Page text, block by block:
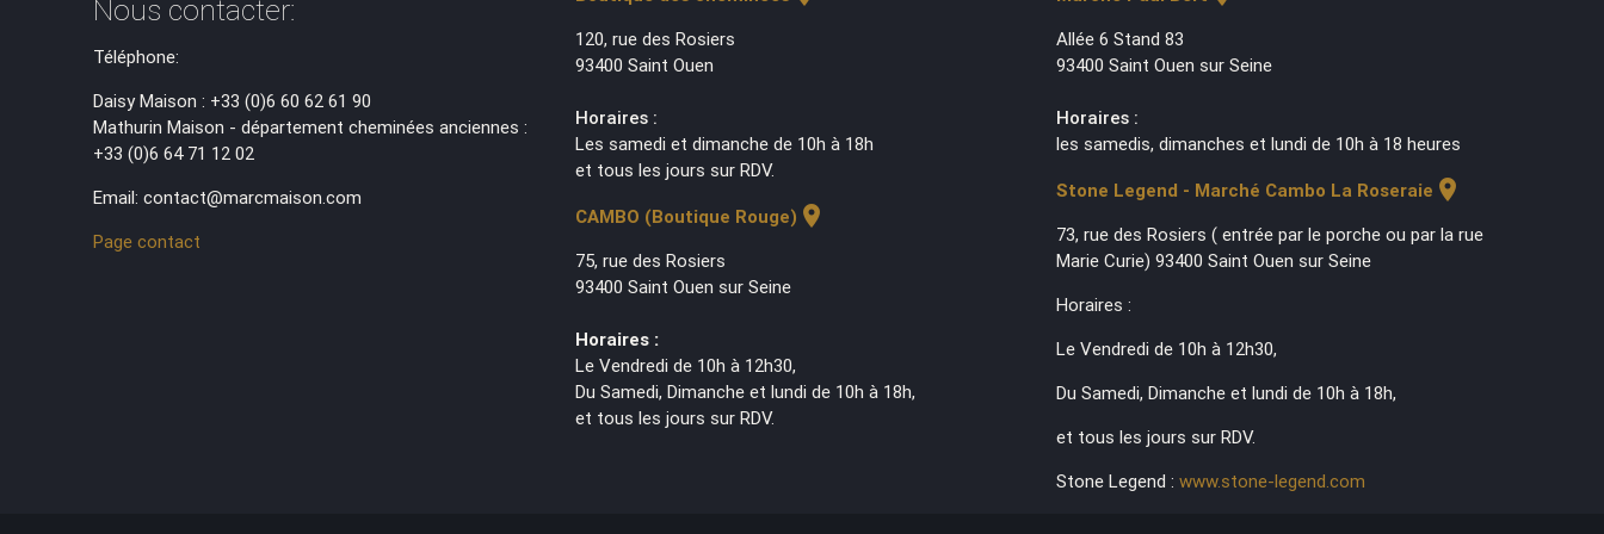
Nous contacter:
Téléphone:
Daisy Maison : +33 (0)6 60 62 61 90
Mathurin Maison - département cheminées anciennes :
+33 (0)6 64 71 12 02
Email: contact@marcmaison.com
Page contact
120, rue des Rosiers
93400 Saint Ouen
Horaires :
Les samedi et dimanche de 10h à 18h
et tous les jours sur RDV.
CAMBO (Boutique Rouge) location_on
75, rue des Rosiers
93400 Saint Ouen sur Seine
Horaires :
Le Vendredi de 10h à 12h30,
Du Samedi, Dimanche et lundi de 10h à 18h,
et tous les jours sur RDV.
Allée 6 Stand 83
93400 Saint Ouen sur Seine
Horaires :
les samedis, dimanches et lundi de 10h à 18 heures
Stone Legend - Marché Cambo La Roseraie location_on
73, rue des Rosiers ( entrée par le porche ou par la rue
Marie Curie) 93400 Saint Ouen sur Seine
Horaires :
Le Vendredi de 10h à 12h30,
Du Samedi, Dimanche et lundi de 10h à 18h,
et tous les jours sur RDV.
Stone Legend : www.stone-legend.com